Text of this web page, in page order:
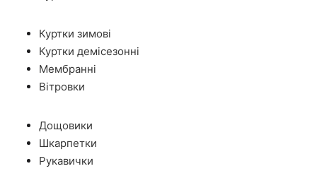
Куртки зимові
Куртки демісезонні
Мембранні
Вітровки
Дощовики
Шкарпетки
Рукавички